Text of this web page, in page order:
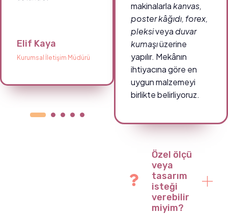
Elif Kaya
Kurumsal İletişim Müdürü
Ahmet Demir
Okul Müdürü
makinalarlakanvas,
poster kâğıdı, forex,
pleksiveya duvar
kumaşıüzerine
yapılır. Mekânın
ihtiyacına göre en
uygun malzemeyi
birlikte belirliyoruz.
Özel ölçü
veya
tasarım
isteği
verebilir
miyim?